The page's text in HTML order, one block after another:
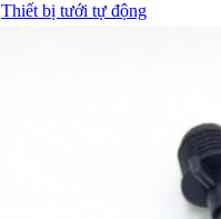
Thiết bị tưới tự động